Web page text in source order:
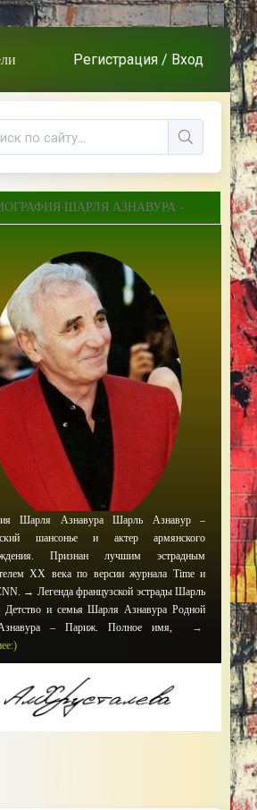
Регистрация / Вход
ШАРЛЯ АЗНАВУРА -
Шарля Азнавура Шарль Азнавур –
шансонье и актер армянского
Признан лучшим эстрадным
XX века по версии журнала Time и
→ Легенда французской эстрады Шарль
Детство и семья Шарля Азнавура Родной
– Париж. Полное имя,
→